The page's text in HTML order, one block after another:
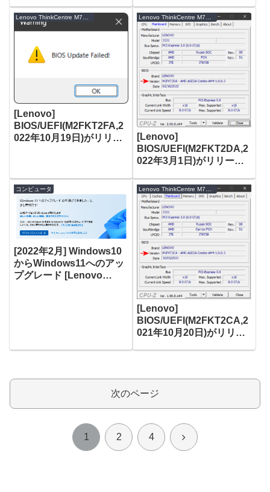
Tiny]
Tiny]
[Lenovo]
BIOS/UEFI(M2FKT2FA,2
022年10月19日)がリリー
[Lenovo]
BIOS/UEFI(M2FKT2DA,2
022年3月1日)がリリース
Tiny]
コンピュータ
[2022年2月] Windows10
からWindows11へのアッ
プグレード [Lenovo
[Lenovo]
BIOS/UEFI(M2FKT2CA,2
021年10月20日)がリリー
次のページ
1 2 4 次